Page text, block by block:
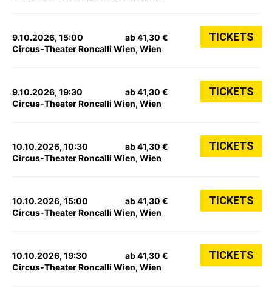
9.10.2026, 15:00
Circus-Theater Roncalli Wien, Wien
ab 41,30 € TICKETS
9.10.2026, 19:30
Circus-Theater Roncalli Wien, Wien
ab 41,30 € TICKETS
10.10.2026, 10:30
Circus-Theater Roncalli Wien, Wien
ab 41,30 € TICKETS
10.10.2026, 15:00
Circus-Theater Roncalli Wien, Wien
ab 41,30 € TICKETS
10.10.2026, 19:30
Circus-Theater Roncalli Wien, Wien
ab 41,30 € TICKETS